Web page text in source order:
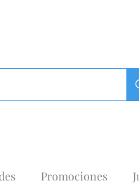
Promociones